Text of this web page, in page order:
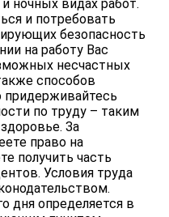
ночных видах работ.
и потребовать
безопасность
на работу Вас
несчастных
способов
придерживайтесь
по труду – таким
За
право на
получить часть
Условия труда
дня определяется в